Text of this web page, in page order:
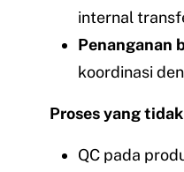
internal
Penanganan
koordinasi
Proses yang
QC pada